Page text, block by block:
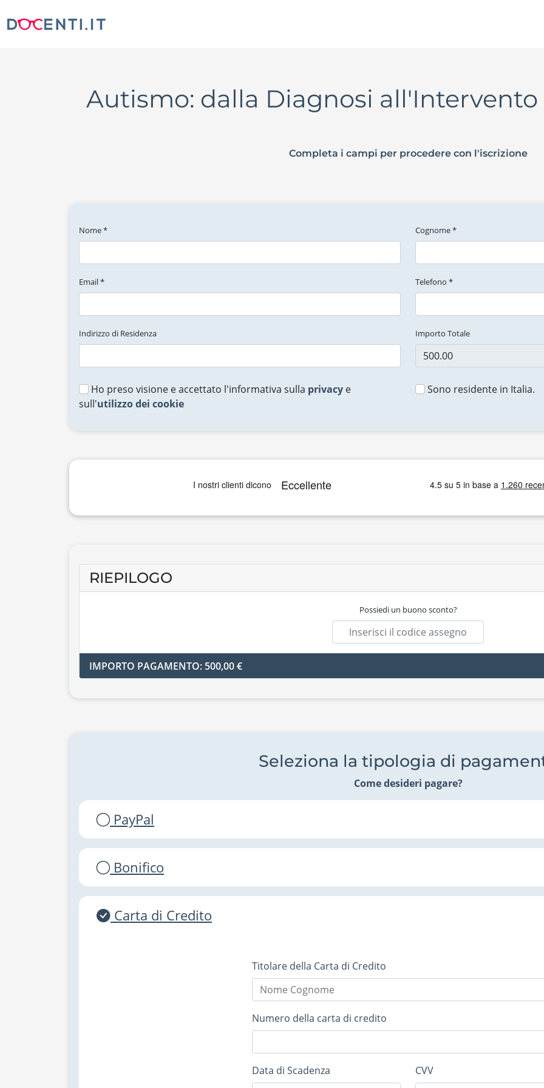
Autismo: dalla Diagnosi
Completa i campi per procedere con l'iscrizione
Nome * Cognome *
Email * Telefono *
Indirizzo di Residenza Importo Totale
Ho preso visione e accettato l'informativa sulla privacy e
sull'utilizzo dei cookie
Sono residente in Italia.
RIEPILOGO
Possiedi un buono sconto?
IMPORTO PAGAMENTO: 500,00 €
Seleziona la tipologia di
Come desideri pagare?
PayPal
Bonifico
Carta di Credito
Titolare della Carta di Credito
Numero della carta di credito
Data di Scadenza CVV